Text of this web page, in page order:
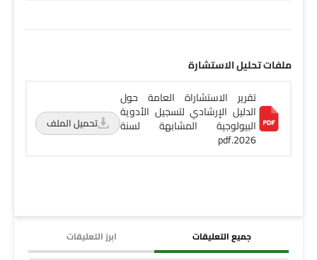
ملفات تحليل الاستشارة
تقرير الاستشاراة العامة حول
الدليل الإرشادي لتسجيل الأدوية
البيولوجية المشابهة لسنة
2026.pdf
تحميل الملف
جميع التعليقات ابرز التعليقات